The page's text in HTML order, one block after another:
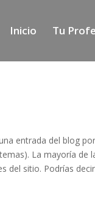
Inicio Tu
entrada del blog
La mayoría de
del sitio. Podrías